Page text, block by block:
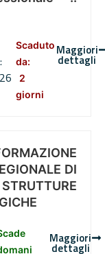
:
Scaduto
da:
2
giorni
Maggiori
dettagli
DI
Maggiori
dettagli